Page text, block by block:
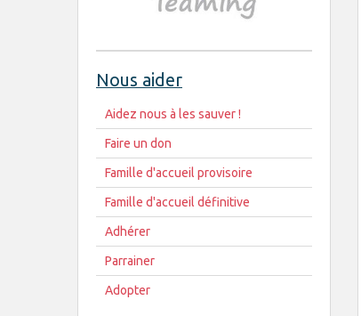
Nous aider
Aidez nous à les sauver !
Faire un don
Famille d'accueil provisoire
Famille d'accueil définitive
Adhérer
Parrainer
Adopter